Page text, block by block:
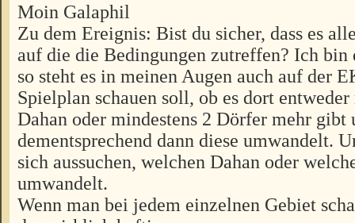
Moin Galaphil
Zu dem Ereignis: Bist du sicher, dass es
auf die die Bedingungen zutreffen? Ich bin
so steht es in meinen Augen auch auf der
Spielplan schauen soll, ob es dort entweder
Dahan oder mindestens 2 Dörfer mehr gibt
dementsprechend dann diese umwandelt.
sich aussuchen, welchen Dahan oder
umwandelt.
Wenn man bei jedem einzelnen Gebiet